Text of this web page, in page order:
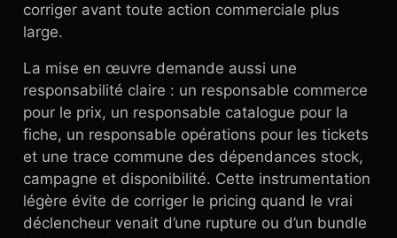
corriger avant toute action commerciale plus
large.
La mise en œuvre demande aussi une
responsabilité claire : un responsable commerce
pour le prix, un responsable catalogue pour la
fiche, un responsable opérations pour les tickets
et une trace commune des dépendances stock,
campagne et disponibilité. Cette instrumentation
légère évite de corriger le pricing quand le vrai
déclencheur venait d’une rupture ou d’un bundle